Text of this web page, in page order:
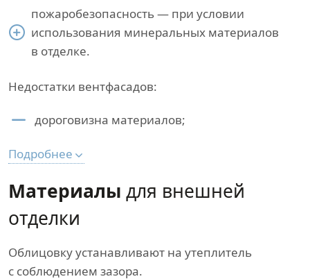
пожаробезопасность — при условии
использования минеральных материалов
в отделке.
Недостатки вентфасадов:
дороговизна материалов;
Подробнее
Материалы для внешней
отделки
Облицовку устанавливают на утеплитель
с соблюдением зазора.